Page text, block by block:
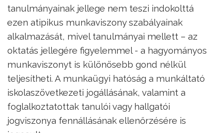
tanulmányainak jellege nem teszi indokolttá
ezen atipikus munkaviszony szabályainak
alkalmazását, mivel tanulmányai mellett – az
oktatás jellegére figyelemmel - a hagyományos
munkaviszonyt is különösebb gond nélkül
teljesítheti. A munkaügyi hatóság a munkáltató
iskolaszövetkezeti jogállásának, valamint a
foglalkoztatottak tanulói vagy hallgatói
jogviszonya fennállásának ellenőrzésére is